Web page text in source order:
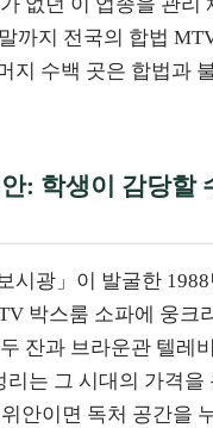
까지 전국의 합법
지 수백 곳은 합법과
: 학생이 감당할
시광」이 발굴한
박스룸 소파에 웅크
잔과 브라운관 텔레
리는 그 시대의 가격을
안이면 독처 공간을